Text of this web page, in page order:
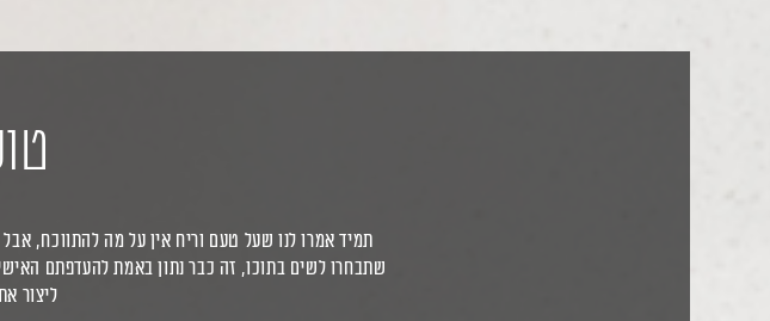
תמיד אמרו לנו שעל טעם וריח אין על מה להתווכח,
ליצור